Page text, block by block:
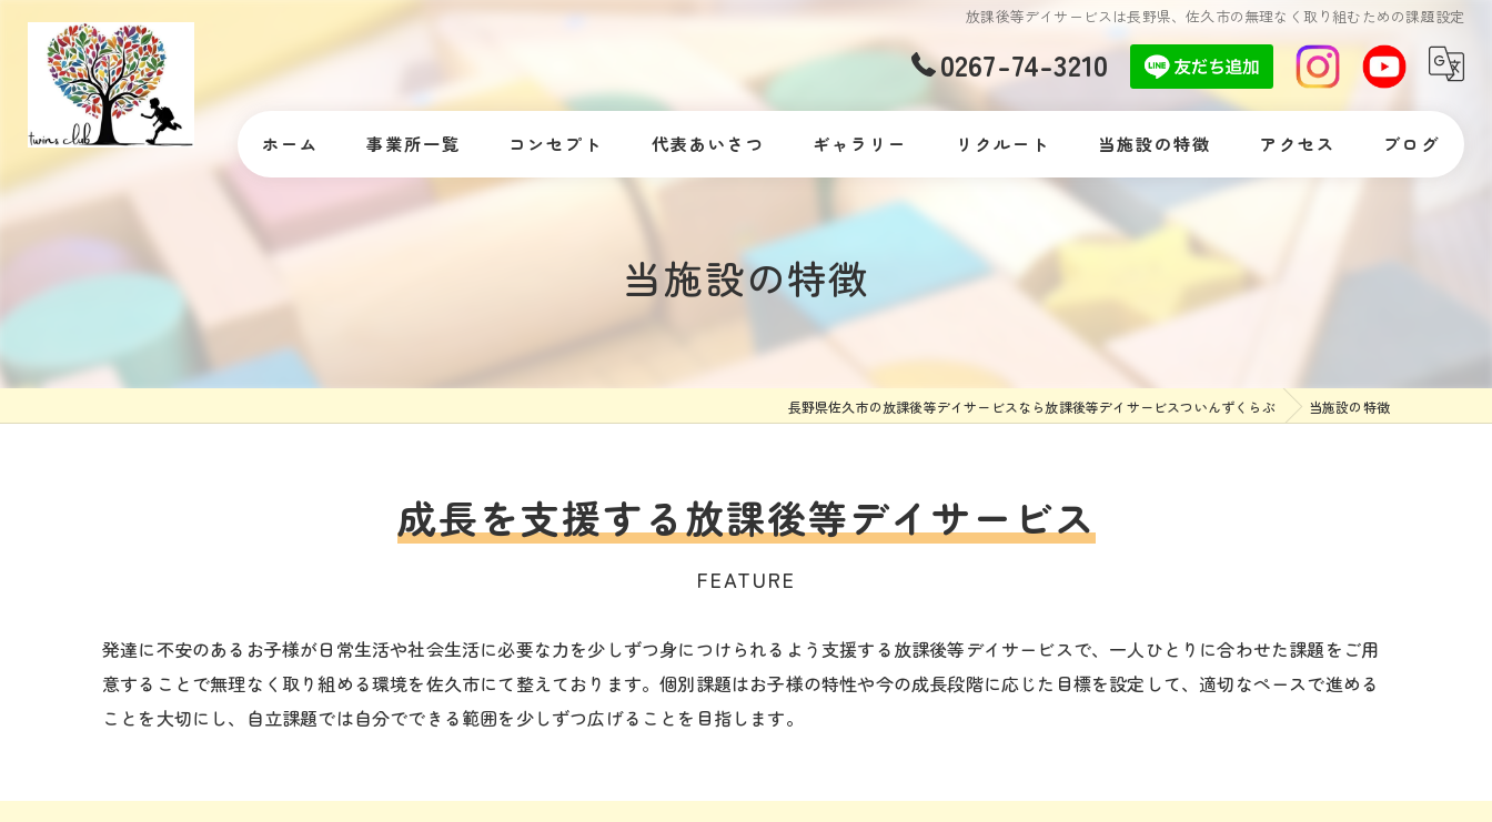
放課後等デイサービスは長野県、佐久市の無理なく取り組むための課題設定
0267-74-3210
ホーム 事業所一覧 コンセプト 代表あいさつ ギャラリー リクルート 当施設の特徴
自閉症
落ち着きがない
体験
アクセス ブログ
当施設の特徴
長野県佐久市の放課後等デイサービスなら放課後等デイサービスついんずくらぶ 当施設の特徴
成長を支援する放課後等デイサービス
FEATURE
発達に不安のあるお子様が日常生活や社会生活に必要な力を少しずつ身につけられるよう支援する放課後等デイサービスで、一人ひとりに合わせた課題をご用
意することで無理なく取り組める環境を佐久市にて整えております。個別課題はお子様の特性や今の成長段階に応じた目標を設定して、適切なペースで進める
ことを大切にし、自立課題では自分でできる範囲を少しずつ広げることを目指します。